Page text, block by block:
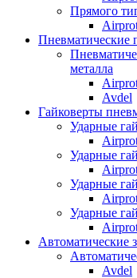
Прямого
Пневматические
металла
Avdel
Гайковерты
Ударные
Ударные
Ударные
Ударные
Автоматические
Avdel